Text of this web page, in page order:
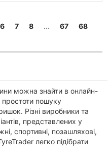
6 7 8 ... 67
68
можна знайти в онлайн-
простоти пошуку
Різні виробники та
представлених у
спортивні, позашляхові,
легко підібрати